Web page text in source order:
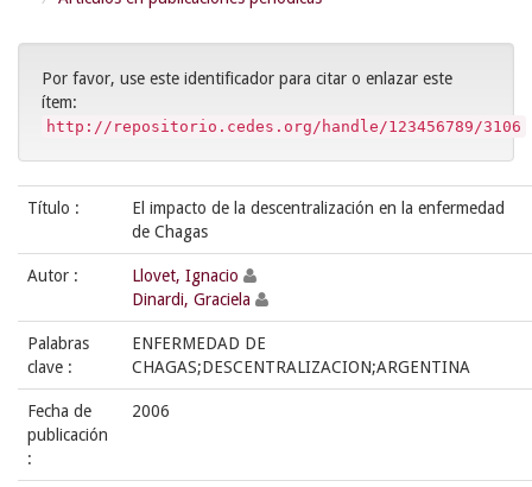
Por favor, use este identificador para citar o enlazar este
ítem:
http://repositorio.cedes.org/handle/123456789/3106
Título :
El impacto de la descentralización en la enfermedad
de Chagas
Autor :
Llovet, Ignacio
Dinardi, Graciela
Palabras
clave :
ENFERMEDAD DE
CHAGAS;DESCENTRALIZACION;ARGENTINA
Fecha de
publicación
:
2006